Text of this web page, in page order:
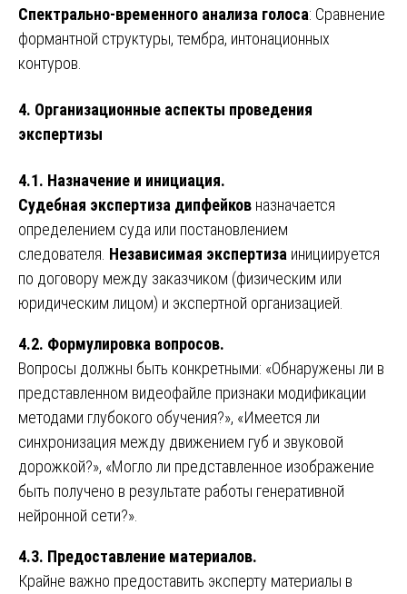
Спектрально-временного анализа голоса: Сравнение
формантной структуры, тембра, интонационных
контуров.
4. Организационные аспекты проведения
экспертизы
4.1. Назначение и инициация.
Судебная экспертиза дипфейков назначается
определением суда или постановлением
следователя. Независимая экспертиза инициируется
по договору между заказчиком (физическим или
юридическим лицом) и экспертной организацией.
4.2. Формулировка вопросов.
Вопросы должны быть конкретными: «Обнаружены ли в
представленном видеофайле признаки модификации
методами глубокого обучения?», «Имеется ли
синхронизация между движением губ и звуковой
дорожкой?», «Могло ли представленное изображение
быть получено в результате работы генеративной
нейронной сети?».
4.3. Предоставление материалов.
Крайне важно предоставить эксперту материалы в